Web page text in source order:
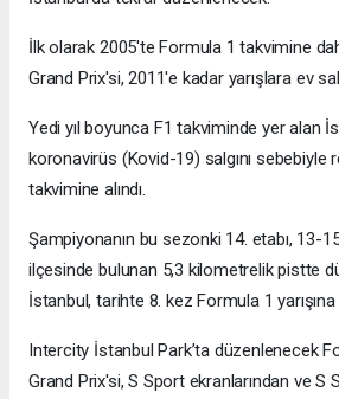
İlk olarak 2005'te Formula 1 takvimine
Grand Prix'si, 2011'e kadar yarışlara ev
Yedi yıl boyunca F1 takviminde yer alan
koronavirüs (Kovid-19) salgını sebebiyle
takvimine alındı.
Şampiyonanın bu sezonki 14. etabı, 13-
ilçesinde bulunan 5,3 kilometrelik pistte
İstanbul, tarihte 8. kez Formula 1
Intercity İstanbul Park’ta düzenlenecek
Grand Prix'si, S Sport ekranlarından ve S